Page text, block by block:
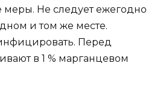
Не следует ежегодно
и том же месте.
Перед
в 1 % марганцевом